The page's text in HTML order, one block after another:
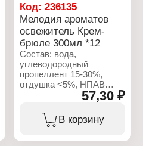
Код:236135
Мелодия ароматов
освежитель Крем-
брюле 300мл *12
Состав: вода,
углеводородный
пропеллент 15-30%,
отдушка <5%, НПАВ
<5%, консерванты <5%,
пропиленгликоль <5%,
гексилциннамаль,
линалоол
57,30 ₽
В корзину